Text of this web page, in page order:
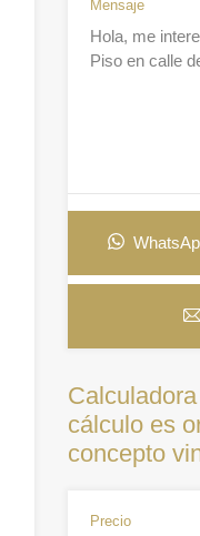
Mensaje
cálculo es
concepto
Precio